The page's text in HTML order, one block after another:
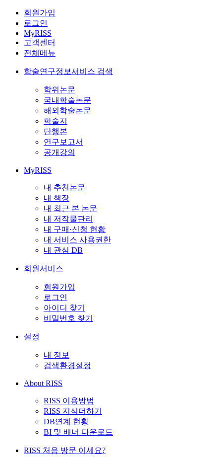
회원가입
로그인
MyRISS
고객센터
전체메뉴
학술연구정보서비스 검색
학위논문
국내학술논문
해외학술논문
학술지
단행본
연구보고서
공개강의
MyRISS
내 추천논문
내 책장
내 최근 본 논문
내 저작물관리
내 구매·신청 현황
내 서비스 사용권한
내 관심 DB
회원서비스
회원가입
로그인
아이디 찾기
비밀번호 찾기
설정
내 정보
검색환경설정
About RISS
RISS 이용방법
RISS 지식더하기
DB연계 현황
BI 및 배너 다운로드
RISS 처음 방문 이세요?